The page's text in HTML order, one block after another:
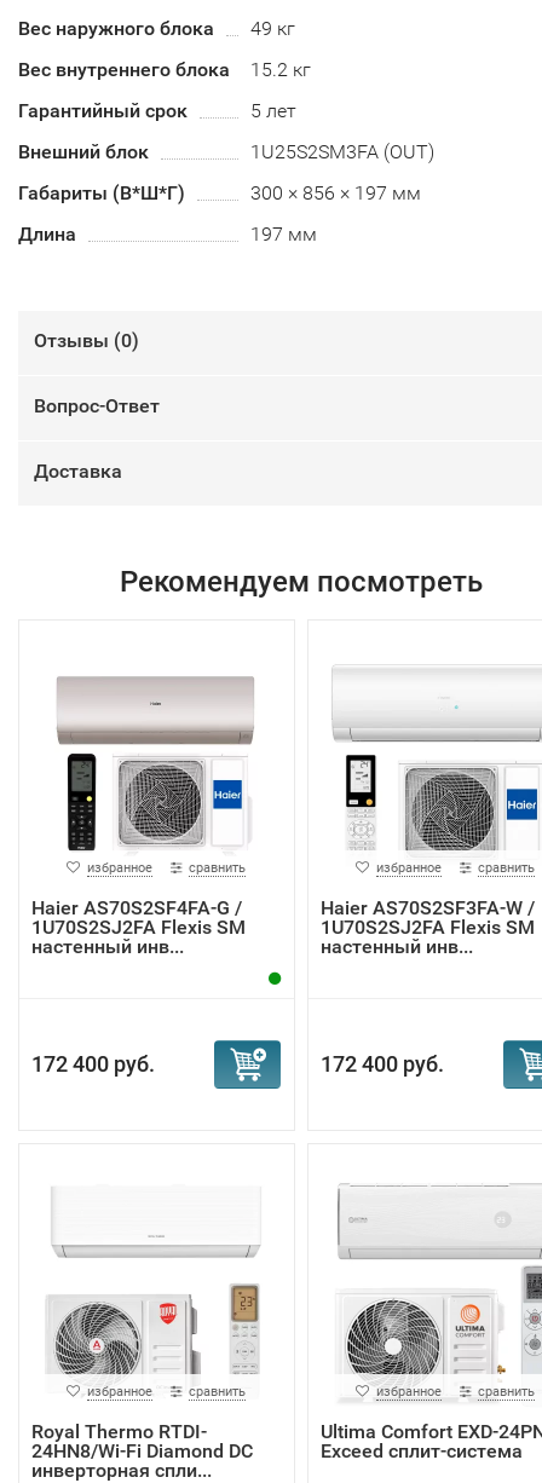
Вес наружного блока
49 кг
Вес внутреннего блока
15.2 кг
Гарантийный срок
5 лет
Внешний блок
1U25S2SM3FA (OUT)
Габариты (В*Ш*Г)
300 × 856 × 197 мм
Длина
197 мм
Отзывы (0)
Вопрос-Ответ
Доставка
Рекомендуем посмотреть
избранное сравнить
Haier AS70S2SF4FA-G /
1U70S2SJ2FA Flexis SM
настенный инв...
172 400 руб.
избранное сравнить
Haier AS70S2SF3FA-W /
1U70S2SJ2FA Flexis SM
настенный инв...
172 400 руб.
избранное сравнить
Royal Thermo RTDI-
24HN8/Wi-Fi Diamond DC
инверторная спли...
избранное сравнить
Ultima Comfort EXD-
Exceed сплит-система